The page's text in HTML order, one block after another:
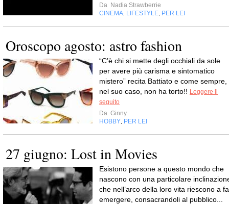
Da Nadia Strawberrie
CINEMA LIFESTYLE PER LEI
Oroscopo agosto: astro fashion
“C’è chi si mette degli occhiali da sole
per avere più carisma e sintomatico
mistero” recita Battiato e come sempre,
nel suo caso, non ha torto!! Leggere il
seguito
Da Ginny
HOBBY PER LEI
27 giugno: Lost in Movies
Esistono persone a questo mondo che
nascono con una particolare
che nell’arco della loro vita riescono a
emergere, consacrandoli al pubblico...